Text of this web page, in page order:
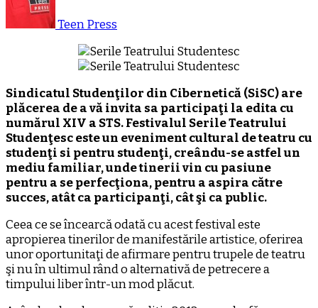
Teen Press
Sindicatul Studenţilor din Cibernetică (SiSC) are
plăcerea de a vă invita sa participaţi la edita cu
numărul XIV a STS. Festivalul Serile Teatrului
Studenţesc este un eveniment cultural de teatru cu
studenţi si pentru studenţi, creându-se astfel un
mediu familiar, unde tinerii vin cu pasiune
pentru a se perfecţiona, pentru a aspira către
succes, atât ca participanţi, cât şi ca public.
Ceea ce se încearcă odată cu acest festival este
apropierea tinerilor de manifestările artistice, oferirea
unor oportunitaţi de afirmare pentru trupele de teatru
şi nu în ultimul rând o alternativă de petrecere a
timpului liber într-un mod plăcut.